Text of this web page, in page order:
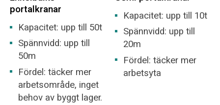
portalkranar
Kapacitet: upp till 50t
Spännvidd: upp till
50m
Fördel: täcker mer
arbetsområde, inget
behov av byggt lager.
Kapacitet: upp till 10t
Spännvidd: upp till
20m
Fördel: täcker mer
arbetsyta